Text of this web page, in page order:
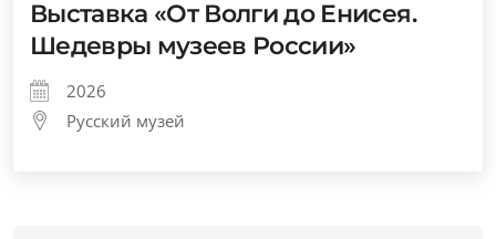
Выставка «От Волги до Енисея.
Шедевры музеев России»
2026
Русский музей